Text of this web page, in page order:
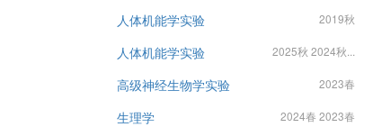
人体机能学实验 2019秋
人体机能学实验 2025秋 2024秋...
高级神经生物学实验 2023春
生理学 2024春 2023春